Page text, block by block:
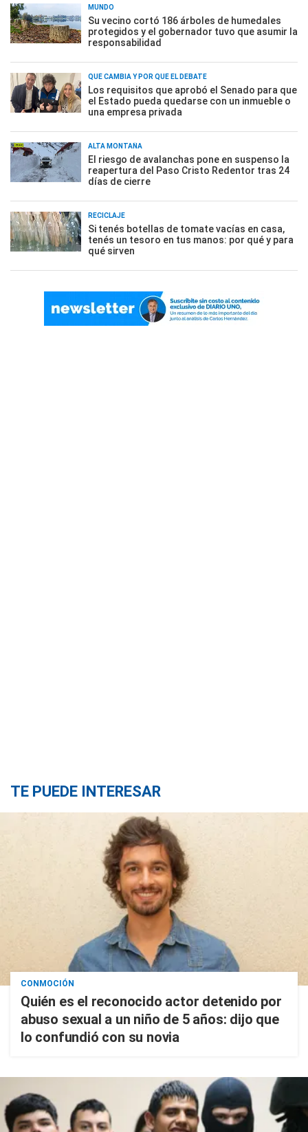
MUNDO
Su vecino cortó 186 árboles de humedales
protegidos y el gobernador tuvo que asumir la
responsabilidad
QUÉ CAMBIA Y POR QUÉ EL DEBATE
Los requisitos que aprobó el Senado para que
el Estado pueda quedarse con un inmueble o
una empresa privada
ALTA MONTAÑA
El riesgo de avalanchas pone en suspenso la
reapertura del Paso Cristo Redentor tras 24
días de cierre
RECICLAJE
Si tenés botellas de tomate vacías en casa,
tenés un tesoro en tus manos: por qué y para
qué sirven
TE PUEDE INTERESAR
CONMOCIÓN
Quién es el reconocido actor detenido por
abuso sexual a un niño de 5 años: dijo que
lo confundió con su novia